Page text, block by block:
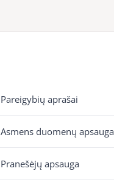
Pareigybių aprašai
Asmens duomenų apsauga
Pranešėjų apsauga